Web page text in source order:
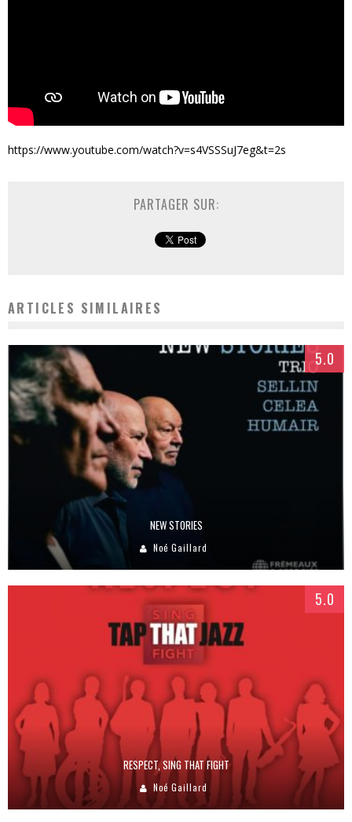
https://www.youtube.com/watch?v=s4VSSSuJ7eg&t=2s
PARTAGER SUR:
ARTICLES SIMILAIRES
5.0
NEW STORIES
Noé Gaillard
5.0
RESPECT, SING THAT FIGHT
Noé Gaillard